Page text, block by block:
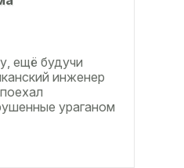
ещё будучи
инженер
ураганом
что ударов
случаев не...